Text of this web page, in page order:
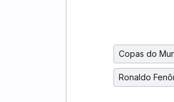
Copas do
Ronaldo